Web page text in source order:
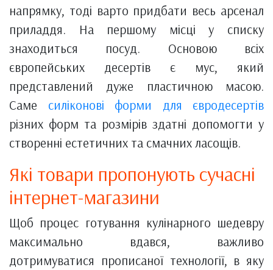
напрямку, тоді варто придбати весь арсенал
приладдя. На першому місці у списку
знаходиться посуд. Основою всіх
європейських десертів є мус, який
представлений дуже пластичною масою.
Саме силіконові форми для євродесертів
різних форм та розмірів здатні допомогти у
створенні естетичних та смачних ласощів.
Які товари пропонують сучасні
інтернет-магазини
Щоб процес готування кулінарного шедевру
максимально вдався, важливо
дотримуватися прописаної технології, в яку